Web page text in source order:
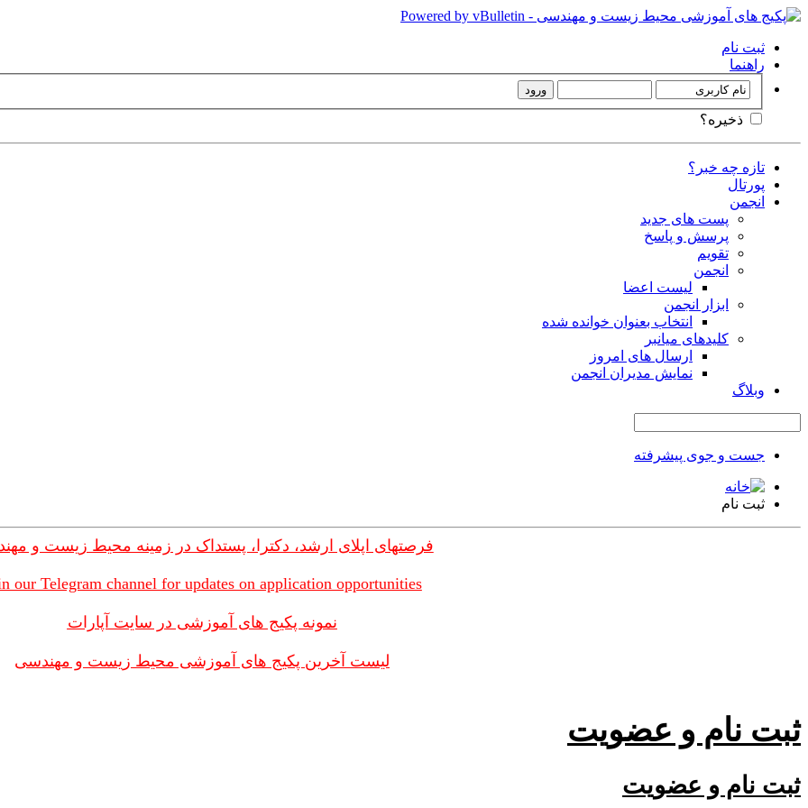
ثبت نام
راهنما
ذخیره؟
تازه چه خبر؟
پورتال
انجمن
پست های جدید
پرسش و پاسخ
تقویم
انجمن
لیست اعضا
ابزار انجمن
انتخاب بعنوان خوانده شده
کلیدهای میانبر
ارسال های امروز
نمایش مدیران انجمن
وبلاگ
جست و جوی پیشرفته
ثبت نام
فرصتهای اپلای ارشد، دکترا، پستداک در زمینه محیط زیست و
our Telegram channel for updates on application opportunities
نمونه پکیج های آموزشی در سایت آپارات
لیست آخرین پکیج های آموزشی محیط زیست و مهندسی
ثبت نام و عضویت
ثبت نام و عضویت